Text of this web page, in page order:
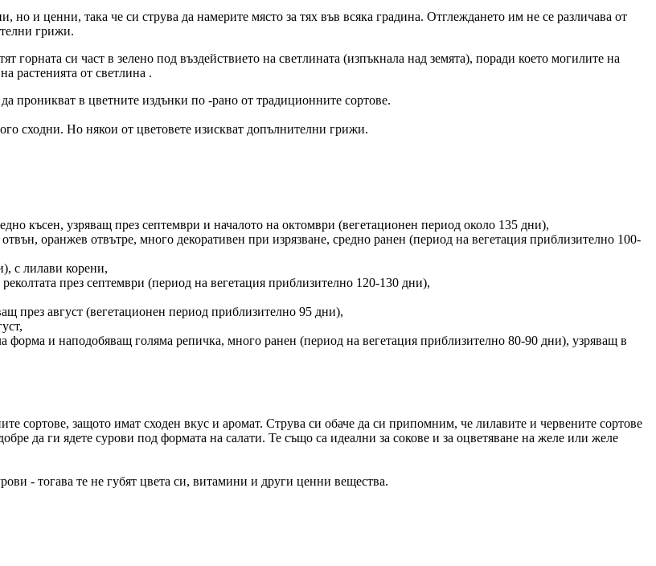
и ценни, така че си струва да намерите място за тях във всяка градина. Отглеждането им не се различава от
грижи.
горната си част в зелено под въздействието на светлината (изпъкнала над земята), поради което могилите на
растенията от светлина .
проникват в цветните издънки по -рано от традиционните сортове.
сходни. Но някои от цветовете изискват допълнителни грижи.
късен, узряващ през септември и началото на октомври (вегетационен период около 135 дни),
оранжев отвътре, много декоративен при изрязване, средно ранен (период на вегетация приблизително 100-
с лилави корени,
през септември (период на вегетация приблизително 120-130 дни),
през август (вегетационен период приблизително 95 дни),
форма и наподобяващ голяма репичка, много ранен (период на вегетация приблизително 80-90 дни), узряващ в
сортове, защото имат сходен вкус и аромат. Струва си обаче да си припомним, че лилавите и червените сортове
да ги ядете сурови под формата на салати. Те също са идеални за сокове и за оцветяване на желе или желе
- тогава те не губят цвета си, витамини и други ценни вещества.